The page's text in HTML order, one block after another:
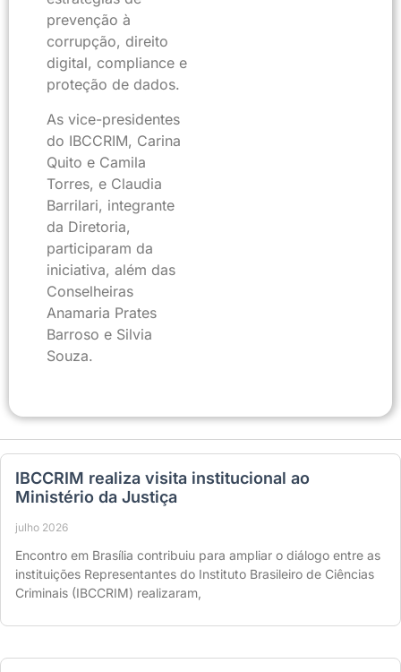
prevenção à
corrupção, direito
digital, compliance e
proteção de dados.
As vice-presidentes
do IBCCRIM, Carina
Quito e Camila
Torres, e Claudia
Barrilari, integrante
da Diretoria,
participaram da
iniciativa, além das
Conselheiras
Anamaria Prates
Barroso e Silvia
Souza.
IBCCRIM realiza visita institucional ao
Ministério da Justiça
julho 2026
Encontro em Brasília contribuiu para ampliar o diálogo entre as
instituições Representantes do Instituto Brasileiro de Ciências
Criminais (IBCCRIM) realizaram,